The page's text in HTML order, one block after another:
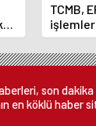
TCMB,
ücret
kaldırdı
son
en köklü haber